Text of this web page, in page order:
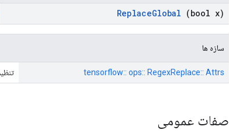
ReplaceGlobal (bool x)
سازه ها
tensorflow:: ops:: RegexReplace:: Attrs
صفات عمومی